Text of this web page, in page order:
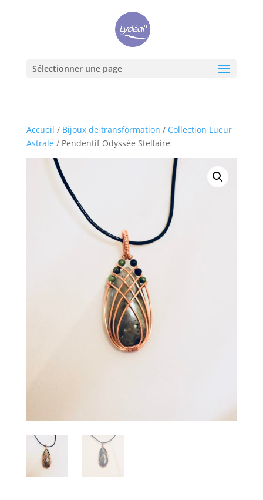
Sélectionner une page
Accueil / Bijoux de transformation / Collection Lueur
Astrale/ Pendentif Odyssée Stellaire